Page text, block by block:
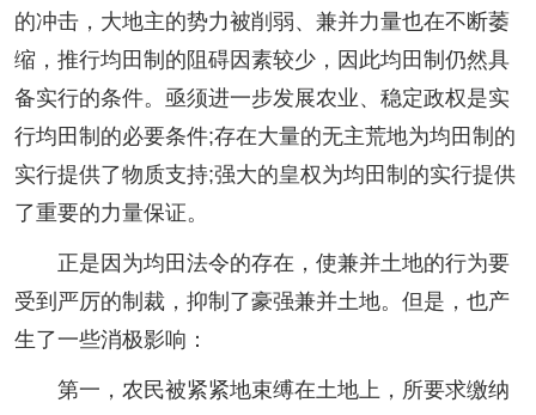
的冲击，大地主的势力被削弱、兼并力量也在不断萎
缩，推行均田制的阻碍因素较少，因此均田制仍然具
备实行的条件。亟须进一步发展农业、稳定政权是实
行均田制的必要条件;存在大量的无主荒地为均田制的
实行提供了物质支持;强大的皇权为均田制的实行提供
了重要的力量保证。
正是因为均田法令的存在，使兼并土地的行为要
受到严厉的制裁，抑制了豪强兼并土地。但是，也产
生了一些消极影响：
第一，农民被紧紧地束缚在土地上，所要求缴纳